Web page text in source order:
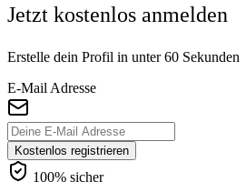
Jetzt kostenlos anmelden
Erstelle dein Profil in unter 60 Sekunden
E-Mail Adresse
Kostenlos registrieren
100% sicher